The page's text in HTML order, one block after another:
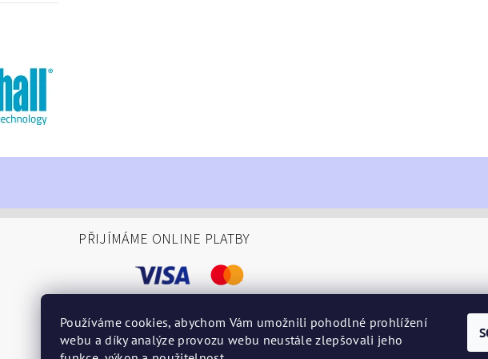
PŘIJÍMÁME ONLINE PLATBY
podminky
Používáme cookies, abychom Vám umožnili pohodlné prohlížení
webu a díky analýze provozu webu neustále zlepšovali jeho